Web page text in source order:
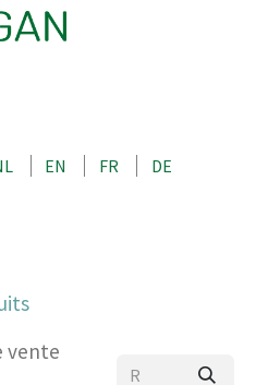
EN FR DE
vente